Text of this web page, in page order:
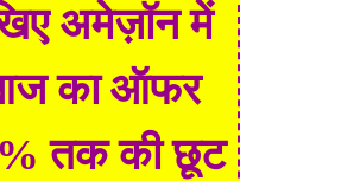
अमेज़ॉन में
का ऑफर
तक की छूट